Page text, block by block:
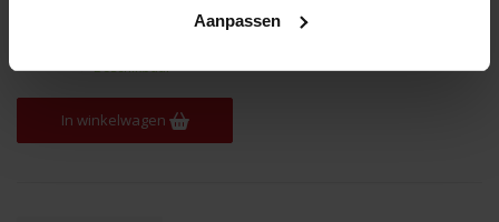
Aanpassen
Beschikbaar
In winkelwagen